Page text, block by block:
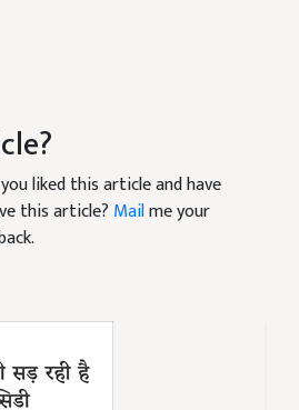
liked this article and have
this article? Mailme your